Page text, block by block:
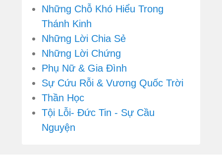
Những Chỗ Khó Hiểu Trong
Thánh Kinh
Những Lời Chia Sẻ
Những Lời Chứng
Phụ Nữ & Gia Đình
Sự Cứu Rỗi & Vương Quốc Trời
Thần Học
Tội Lỗi- Đức Tin - Sự Cầu
Nguyện